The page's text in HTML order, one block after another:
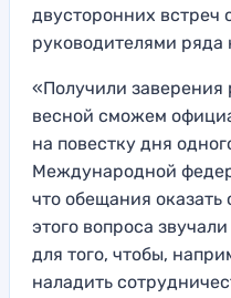
двусторонних встреч
руководителями
«Получили
весной сможем
на повестку дня
Международной
что обещания
этого вопроса
для того, чтобы,
наладить